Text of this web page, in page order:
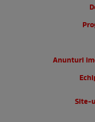
Anunturi
Site-